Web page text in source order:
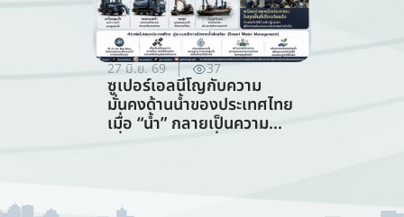
27 มิ.ย. 69 37
ซูเปอร์เอลนีโญกับความ
มั่นคงด้านน้ำของประเทศไทย
เมื่อ “น้ำ” กลายเป็นความ